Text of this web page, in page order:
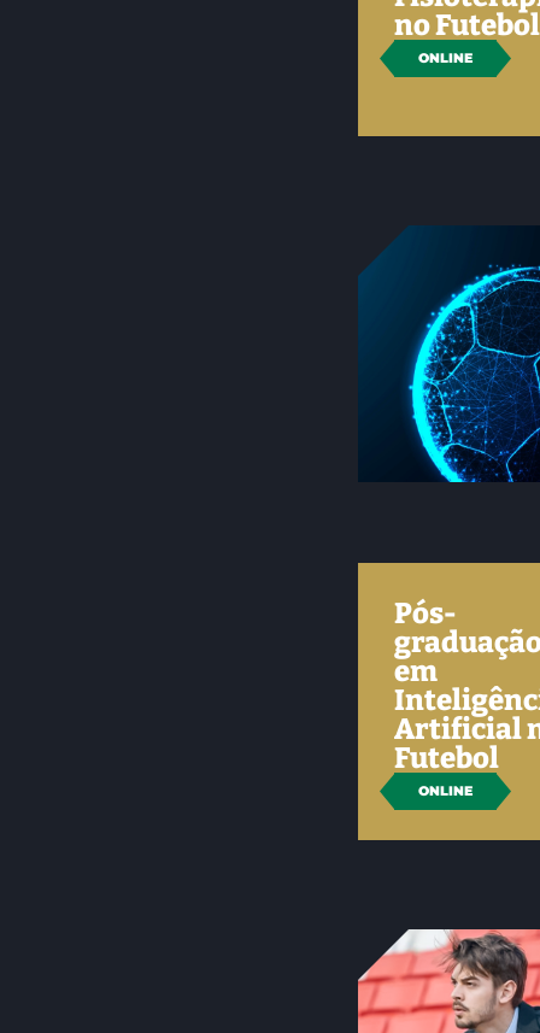
no Futebol
ONLINE
Pós-
em
Artificial
Futebol
ONLINE